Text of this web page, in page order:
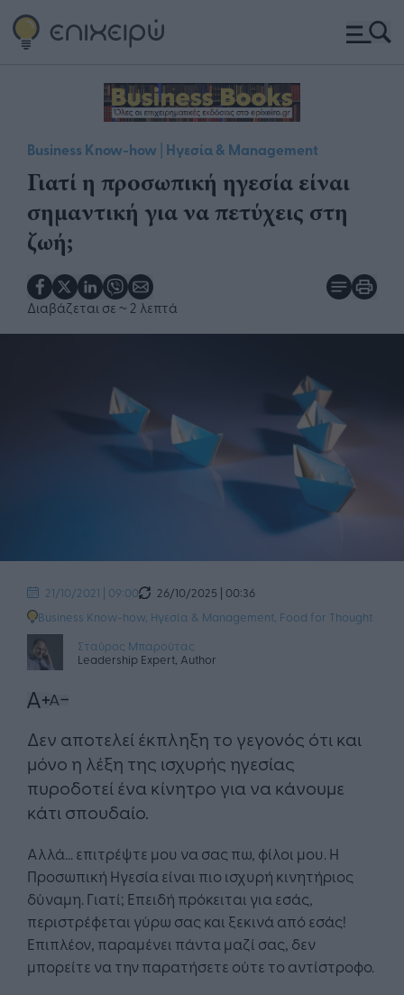
Business Know-how | Ηγεσία & Management
Γιατί η προσωπική ηγεσία είναι
σημαντική για να πετύχεις στη
ζωή;
Διαβάζεται σε ~ 2 λεπτά
21/10/2021 | 09:00
26/10/2025 | 00:36
Business Know-how, Ηγεσία & Management Food for Thought
Σταύρος Μπαρούτας
Leadership Expert, Author
​Δεν αποτελεί έκπληξη το γεγονός ότι και
μόνο η λέξη της ισχυρής ηγεσίας
πυροδοτεί ένα κίνητρο για να κάνουμε
κάτι σπουδαίο.
Αλλά... επιτρέψτε μου να σας πω, φίλοι μου. Η
Προσωπική Ηγεσία είναι πιο ισχυρή κινητήριος
δύναμη. Γιατί; Επειδή πρόκειται για εσάς,
περιστρέφεται γύρω σας και ξεκινά από εσάς!
Επιπλέον, παραμένει πάντα μαζί σας, δεν
μπορείτε να την παρατήσετε ούτε το αντίστροφο.